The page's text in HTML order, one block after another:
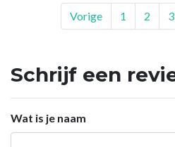
Vorige 1 2 3
Schrijf een
Wat is je naam